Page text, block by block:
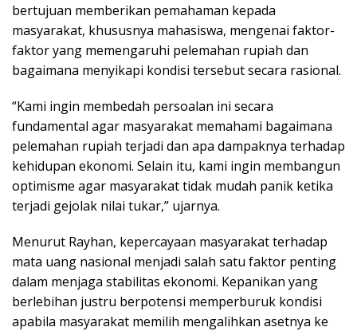
bertujuan memberikan pemahaman kepada
masyarakat, khususnya mahasiswa, mengenai faktor-
faktor yang memengaruhi pelemahan rupiah dan
bagaimana menyikapi kondisi tersebut secara rasional.
“Kami ingin membedah persoalan ini secara
fundamental agar masyarakat memahami bagaimana
pelemahan rupiah terjadi dan apa dampaknya terhadap
kehidupan ekonomi. Selain itu, kami ingin membangun
optimisme agar masyarakat tidak mudah panik ketika
terjadi gejolak nilai tukar,” ujarnya.
Menurut Rayhan, kepercayaan masyarakat terhadap
mata uang nasional menjadi salah satu faktor penting
dalam menjaga stabilitas ekonomi. Kepanikan yang
berlebihan justru berpotensi memperburuk kondisi
apabila masyarakat memilih mengalihkan asetnya ke